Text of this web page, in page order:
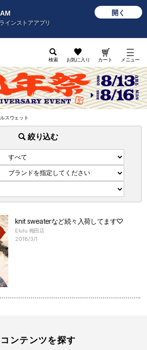
インストアアプリ
開く
検索 お気に入り カート メニュー
スウェット
絞り込む
knit sweaterなど続々入荷してます♡
Elulu 梅田店
2018/3/1
コンテンツを探す